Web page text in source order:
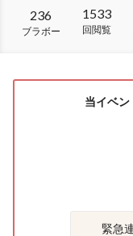
236
ブラボー
1533
回閲覧
当イベ
緊急